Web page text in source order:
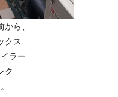
ら、
クス
ラー
ク